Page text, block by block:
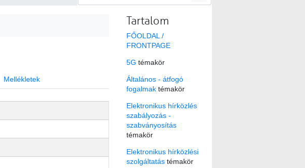
Mellékletek
Tartalom
FŐOLDAL /
FRONTPAGE
5G témakör
Általános - átfogó
fogalmaktémakör
Elektronikus hírközlés
szabályozás -
szabványosítás
témakör
Elektronikus hírközlési
szolgáltatástémakör